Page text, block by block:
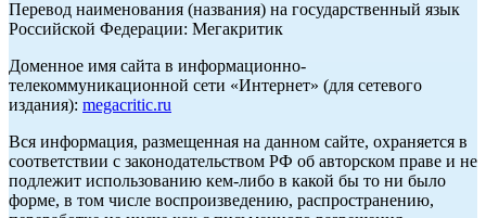
Перевод наименования (названия) на государственный язык
Российской Федерации: Мегакритик
Доменное имя сайта в информационно-
телекоммуникационной сети «Интернет» (для сетевого
издания): megacritic.ru
Вся информация, размещенная на данном сайте, охраняется в
соответствии с законодательством РФ об авторском праве и не
подлежит использованию кем-либо в какой бы то ни было
форме, в том числе воспроизведению, распространению,